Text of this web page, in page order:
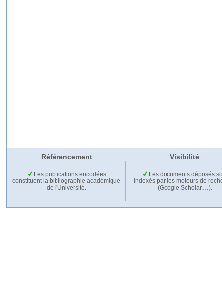
Référencement Visibilité
Les publications encodées
constituent la bibliographie académique
de l'Université.
Les documents déposés
indexés par les moteurs de
(Google Scholar,…).